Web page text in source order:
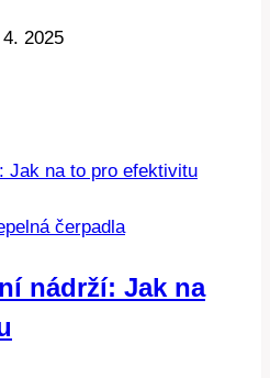
2025
čerpadla
nádrží: Jak na